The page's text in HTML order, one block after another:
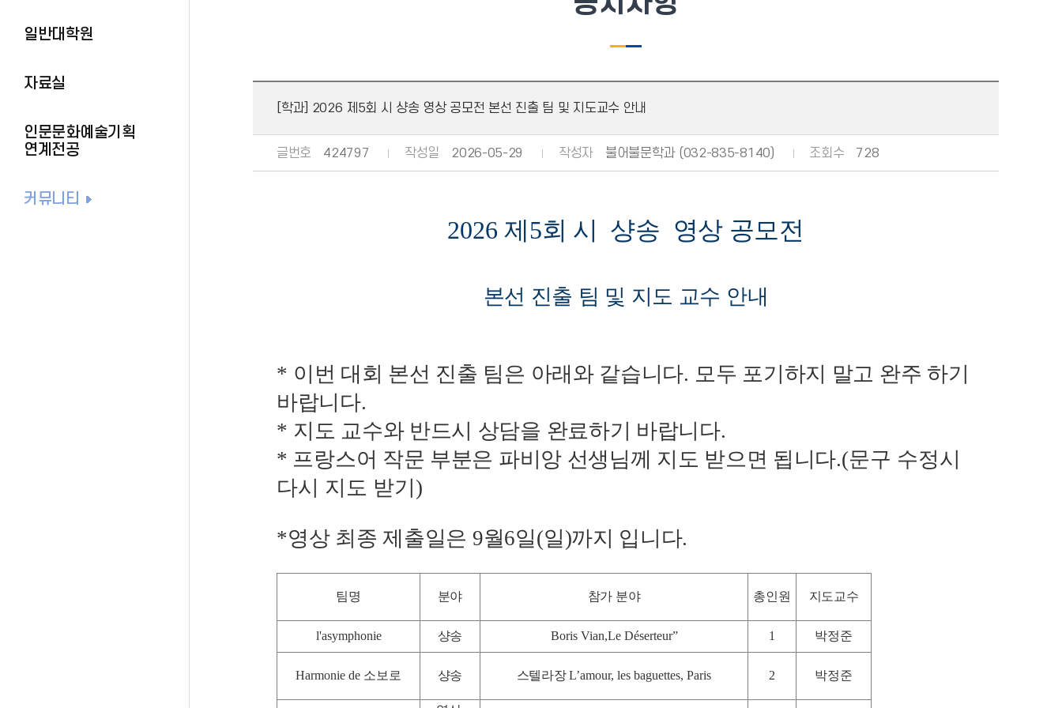
일반대학원
자료실
인문문화예술기획
연계전공
커뮤니티
[학과] 2026 제5회 시 샹송 영상 공모전 본선 진출 팀 및 지도교수 안내
글번호 424797 작성일 2026-05-29 작성자 불어불문학과 (032-835-8140) 조회수 728
2026제5회 시 샹송 영상 공모전
본선 진출 팀 및 지도 교수 안내
* 이번 대회 본선 진출 팀은 아래와 같습니다. 모두 포기하지 말고 완주 하기
바랍니다.
* 지도 교수와 반드시 상담을 완료하기 바랍니다.
* 프랑스어 작문 부분은 파비앙 선생님께 지도 받으면 됩니다.(문구 수정시
다시 지도 받기)
*영상 최종 제출일은 9월6일(일)까지 입니다.
팀명 분야 참가 분야 총인원 지도교수
l'asymphonie 샹송 Boris Vian,Le Déserteur” 1 박정준
Harmonie de 소보로 샹송 스텔라장L’amour, les baguettes, Paris 2 박정준